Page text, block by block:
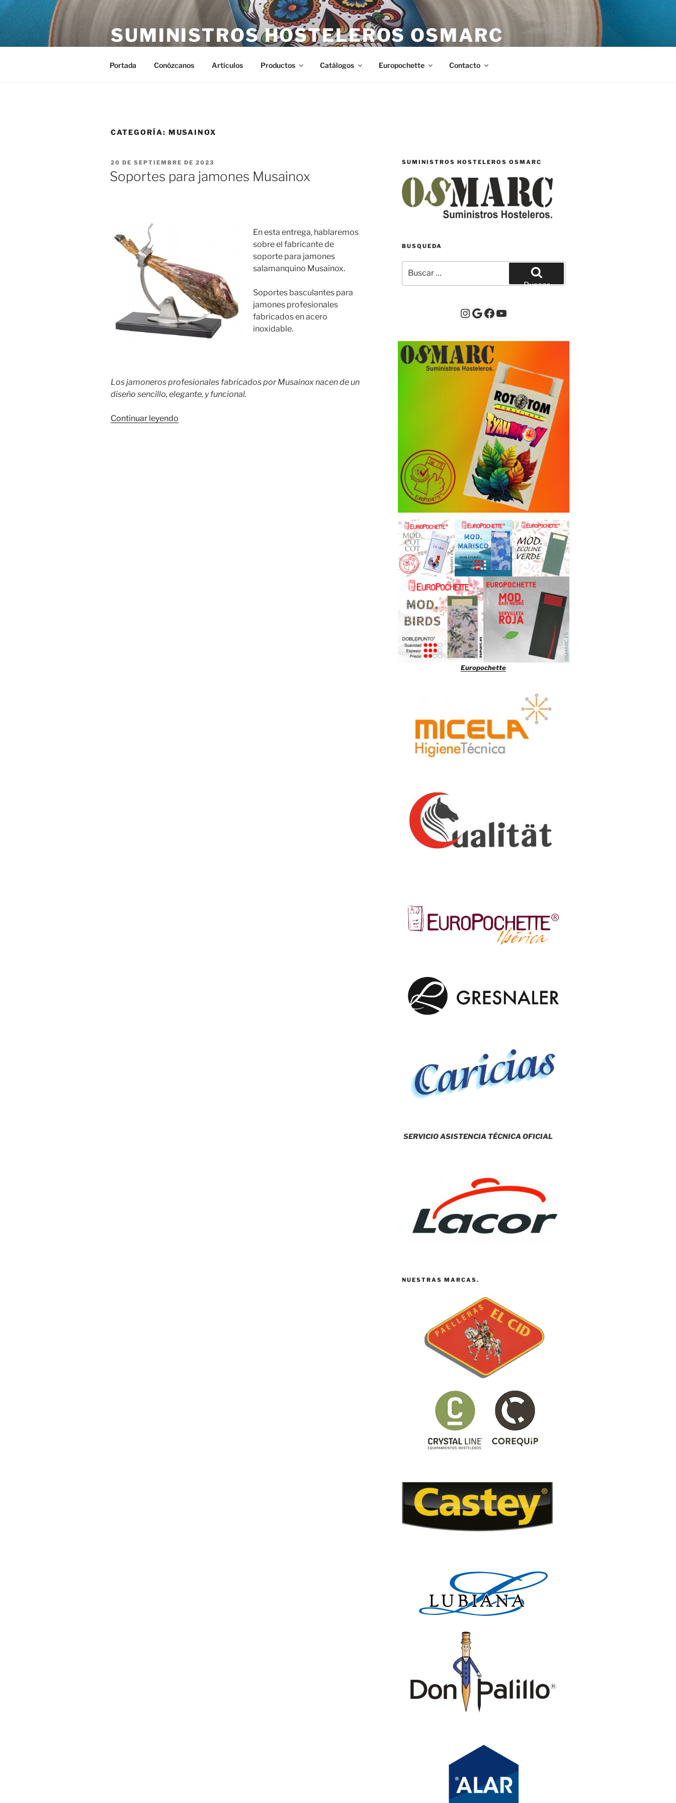
al
SUMINISTROS HOSTELEROS OSMARC
Portada Conózcanos Artículos Productos Catálogos Europochette Contacto
CATEGORÍA: MUSAINOX
PUBLICADO
EL
20 DE SEPTIEMBRE DE 2023
Soportes para jamones Musainox
En esta entrega, hablaremos
sobre el fabricante de
soporte para jamones
salamanquino Musainox.
Soportes basculantes para
jamones profesionales
fabricados en acero
inoxidable.
Los jamoneros profesionales fabricados por Musainox nacen de un
diseño sencillo, elegante, y funcional.
Continuar leyendo
SUMINISTROS HOSTELEROS OSMARC
BUSQUEDA
por:
Buscar
Instagram
Google
Facebook
YouTube
Europochette
SERVICIO ASISTENCIA TÉCNICA OFICIAL
NUESTRAS MARCAS.